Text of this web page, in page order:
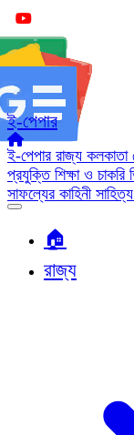
ই-পেপার
ই-পেপার রাজ্য কলকাতা
প্রযুক্তি শিক্ষা ও চাকরি
সাফল্যের কাহিনী
🏠︎
রাজ্য